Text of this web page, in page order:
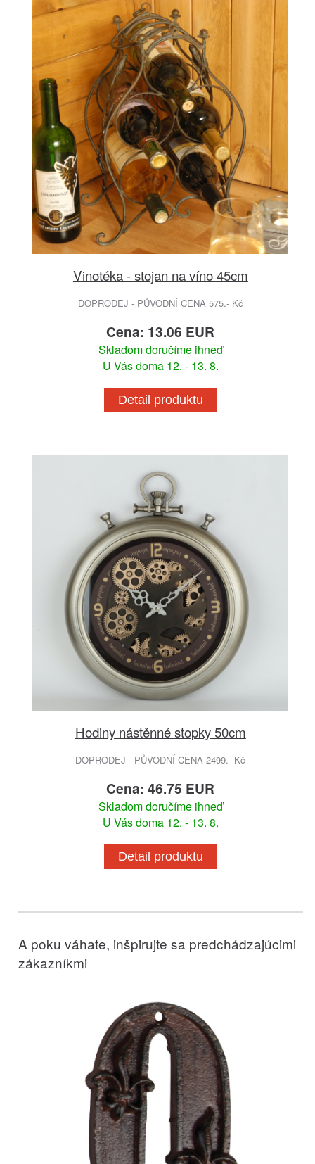
Vinotéka - stojan na víno 45cm
DOPRODEJ - PŮVODNÍ CENA 575.- Kč
Cena: 13.06 EUR
Skladom doručíme ihneď
U Vás doma 12. - 13. 8.
Detail produktu
Hodiny nástěnné stopky 50cm
DOPRODEJ - PŮVODNÍ CENA 2499.- Kč
Cena: 46.75 EUR
Skladom doručíme ihneď
U Vás doma 12. - 13. 8.
Detail produktu
A poku váhate, inšpirujte sa predchádzajúcimi
zákazníkmi